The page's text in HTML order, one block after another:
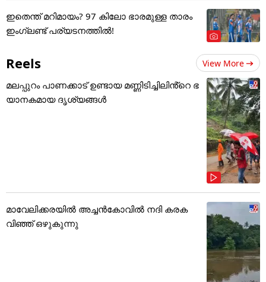
ഇതെന്ത് മറിമായം? 97 കിലോ ഭാരമുള്ള താരം
ഇംഗ്ലണ്ട് പര്യടനത്തില്‍!
Reels View More
മലപ്പുറം പാണക്കാട് ഉണ്ടായ മണ്ണിടിച്ചിലിൻ്റെ ഭ
യാനകമായ ദൃശ്യങ്ങൾ
മാവേലിക്കരയിൽ അച്ചൻകോവിൽ നദി കരക
വിഞ്ഞ് ഒഴുകുന്നു